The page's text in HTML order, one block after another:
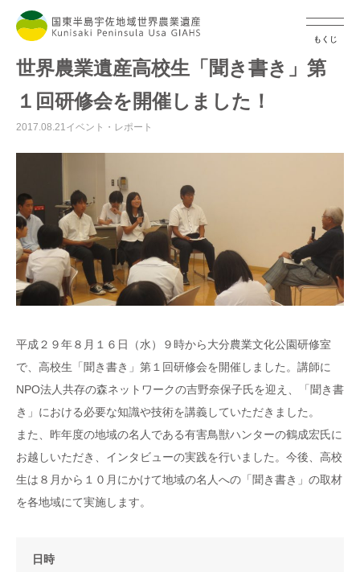
もくじ
世界農業遺産高校生「聞き書き」第
１回研修会を開催しました！
2017.08.21イベント・レポート
平成２９年８月１６日（水）９時から大分農業文化公園研修室
で、高校生「聞き書き」第１回研修会を開催しました。講師に
NPO法人共存の森ネットワークの吉野奈保子氏を迎え、「聞き書
き」における必要な知識や技術を講義していただきました。
また、昨年度の地域の名人である有害鳥獣ハンターの鶴成宏氏に
お越しいただき、インタビューの実践を行いました。今後、高校
生は８月から１０月にかけて地域の名人への「聞き書き」の取材
を各地域にて実施します。
日時